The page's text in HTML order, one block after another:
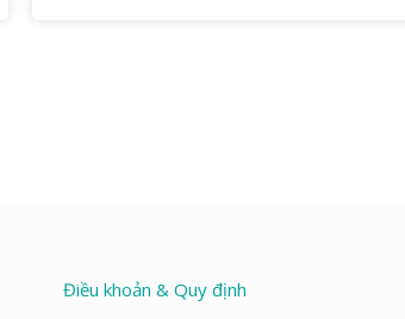
Điều khoản & Quy định